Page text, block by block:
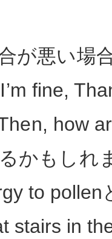
が悪い場
fine,
how
かもしれ
to
stairs in